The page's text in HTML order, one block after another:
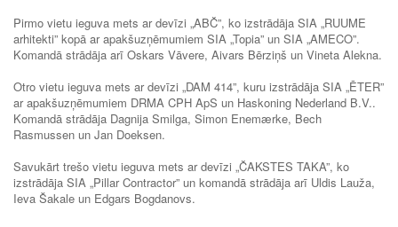
Pirmo vietu ieguva mets ar devīzi „ABČ”, ko izstrādāja SIA „RUUME
arhitekti” kopā ar apakšuzņēmumiem SIA „Topia” un SIA „AMECO”.
Komandā strādāja arī Oskars Vāvere, Aivars Bērziņš un Vineta Alekna.
Otro vietu ieguva mets ar devīzi „DAM 414”, kuru izstrādāja SIA „ĒTER”
ar apakšuzņēmumiem DRMA CPH ApS un Haskoning Nederland B.V..
Komandā strādāja Dagnija Smilga, Simon Enemærke, Bech
Rasmussen un Jan Doeksen.
Savukārt trešo vietu ieguva mets ar devīzi „ČAKSTES TAKA”, ko
izstrādāja SIA „Pillar Contractor” un komandā strādāja arī Uldis Lauža,
Ieva Šakale un Edgars Bogdanovs.